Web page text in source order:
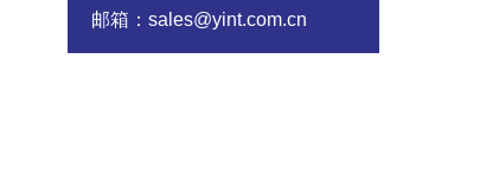
邮箱：sales@yint.com.cn